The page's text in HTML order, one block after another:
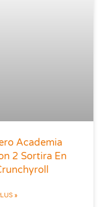
Academia
2 Sortira En
»